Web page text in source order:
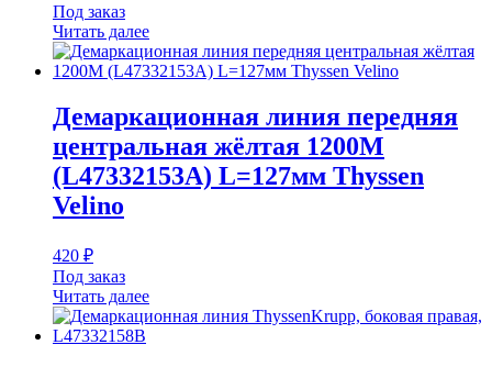
Под заказ
Читать далее
Демаркационная линия передняя
центральная жёлтая 1200M
(L47332153A) L=127мм Thyssen
Velino
420 ₽
Под заказ
Читать далее